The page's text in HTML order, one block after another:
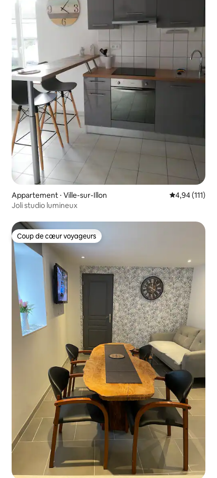
Appartement ⋅ Ville-sur-Illon Évaluation
4,94 (111)
Joli studio lumineux
Coup de cœur voyageurs
Coup de cœur voyageurs